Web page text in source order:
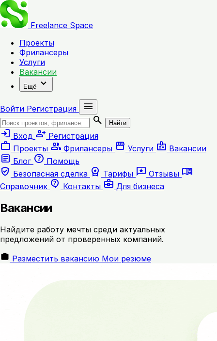
Freelance Space
Проекты
Фрилансеры
Услуги
Вакансии
Ещё expand_more
Войти Регистрация
menu
search
Найти
login Вход person_add Регистрация
work Проекты group Фрилансеры storefront Услуги badge Вакансии
article Блог help Помощь
verified_user Безопасная сделка workspace_premium Тарифы reviews Отзывы menu_book
Справочник contact_support Контакты business_center Для бизнеса
Вакансии
Найдите работу мечты среди актуальных
предложений от проверенных компаний.
Разместить вакансию Мои резюме